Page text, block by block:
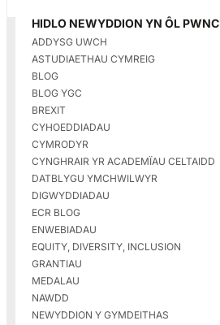
HIDLO NEWYDDION YN ÔL PWNC
ADDYSG UWCH
ASTUDIAETHAU CYMREIG
BLOG
BLOG YGC
BREXIT
CYHOEDDIADAU
CYMRODYR
CYNGHRAIR YR ACADEMÏAU CELTAIDD
DATBLYGU YMCHWILWYR
DIGWYDDIADAU
ECR BLOG
ENWEBIADAU
EQUITY, DIVERSITY, INCLUSION
GRANTIAU
MEDALAU
NAWDD
NEWYDDION Y GYMDEITHAS